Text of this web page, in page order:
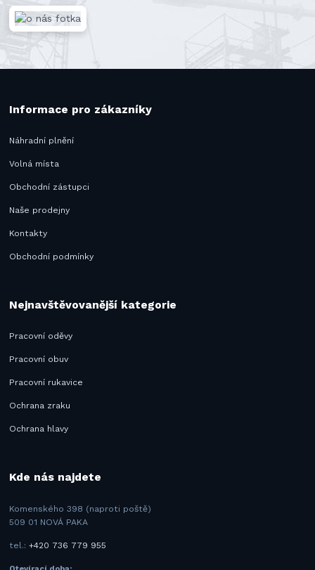
Informace pro zákazníky
Náhradní plnění
Volná místa
Obchodní zástupci
Naše prodejny
Kontakty
Obchodní podmínky
Nejnavštěvovanější kategorie
Pracovní oděvy
Pracovní obuv
Pracovní rukavice
Ochrana zraku
Ochrana hlavy
Kde nás najdete
Komenského 398 (naproti poště)
509 01 NOVÁ PAKA
tel.:+420 736 779 955